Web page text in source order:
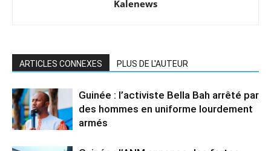
Kalenews
ARTICLES CONNEXES PLUS DE L'AUTEUR
Guinée : l’activiste Bella Bah arrêté par
des hommes en uniforme lourdement
armés